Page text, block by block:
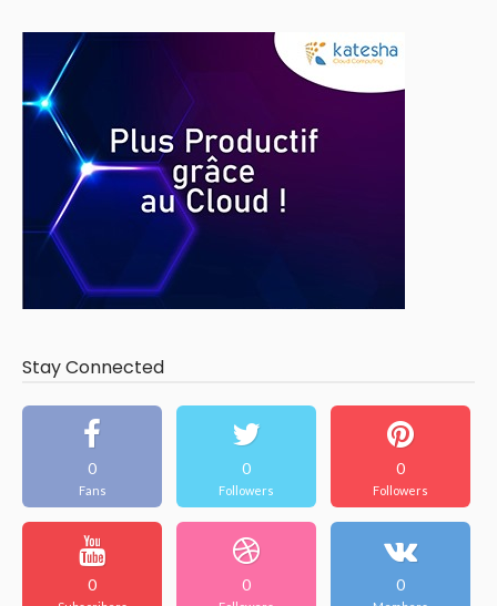
Stay Connected
0
Fans
0
Followers
0
Followers
0 0 0